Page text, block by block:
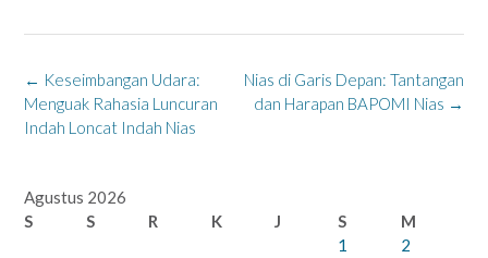
Post
navigation
Nias di Garis Depan: Tantangan
dan Harapan BAPOMI Nias →
← Keseimbangan Udara:
Menguak Rahasia Luncuran
Indah Loncat Indah Nias
Agustus 2026
S
S R K J S
M
1
2